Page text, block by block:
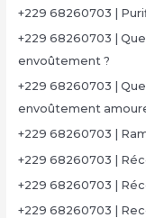
+229 68260703 |
+229 68260703 |
envoûtement ?
+229 68260703 |
envoûtement
+229 68260703 |
+229 68260703 |
+229 68260703 |
+229 68260703 |